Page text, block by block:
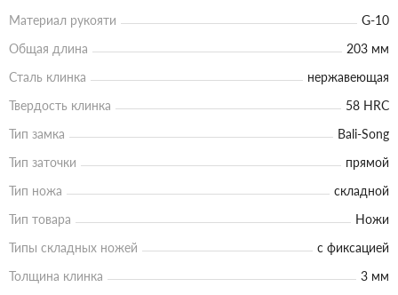
Материал рукояти
G-10
Общая длина
203 мм
Сталь клинка
нержавеющая
Твердость клинка
58 HRC
Тип замка
Bali-Song
Тип заточки
прямой
Тип ножа
складной
Тип товара
Ножи
Типы складных ножей
с фиксацией
Толщина клинка
3 мм